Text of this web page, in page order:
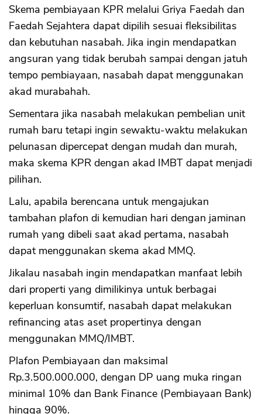
Skema pembiayaan KPR melalui Griya Faedah dan
Faedah Sejahtera dapat dipilih sesuai fleksibilitas
dan kebutuhan nasabah. Jika ingin mendapatkan
angsuran yang tidak berubah sampai dengan jatuh
tempo pembiayaan, nasabah dapat menggunakan
akad murabahah.
Sementara jika nasabah melakukan pembelian unit
rumah baru tetapi ingin sewaktu-waktu melakukan
pelunasan dipercepat dengan mudah dan murah,
maka skema KPR dengan akad IMBT dapat menjadi
pilihan.
Lalu, apabila berencana untuk mengajukan
tambahan plafon di kemudian hari dengan jaminan
rumah yang dibeli saat akad pertama, nasabah
dapat menggunakan skema akad MMQ.
Jikalau nasabah ingin mendapatkan manfaat lebih
dari properti yang dimilikinya untuk berbagai
keperluan konsumtif, nasabah dapat melakukan
refinancing atas aset propertinya dengan
menggunakan MMQ/IMBT.
Plafon Pembiayaan dan maksimal
Rp.3.500.000.000, dengan DP uang muka ringan
minimal 10% dan Bank Finance (Pembiayaan Bank)
hingga 90%.